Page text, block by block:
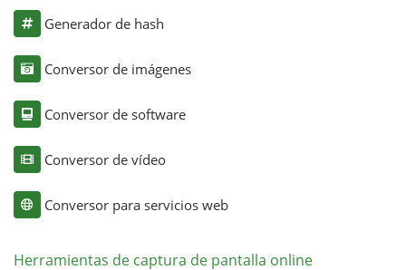
Generador de hash
Conversor de imágenes
Conversor de software
Conversor de vídeo
Conversor para servicios web
Herramientas de captura de pantalla online